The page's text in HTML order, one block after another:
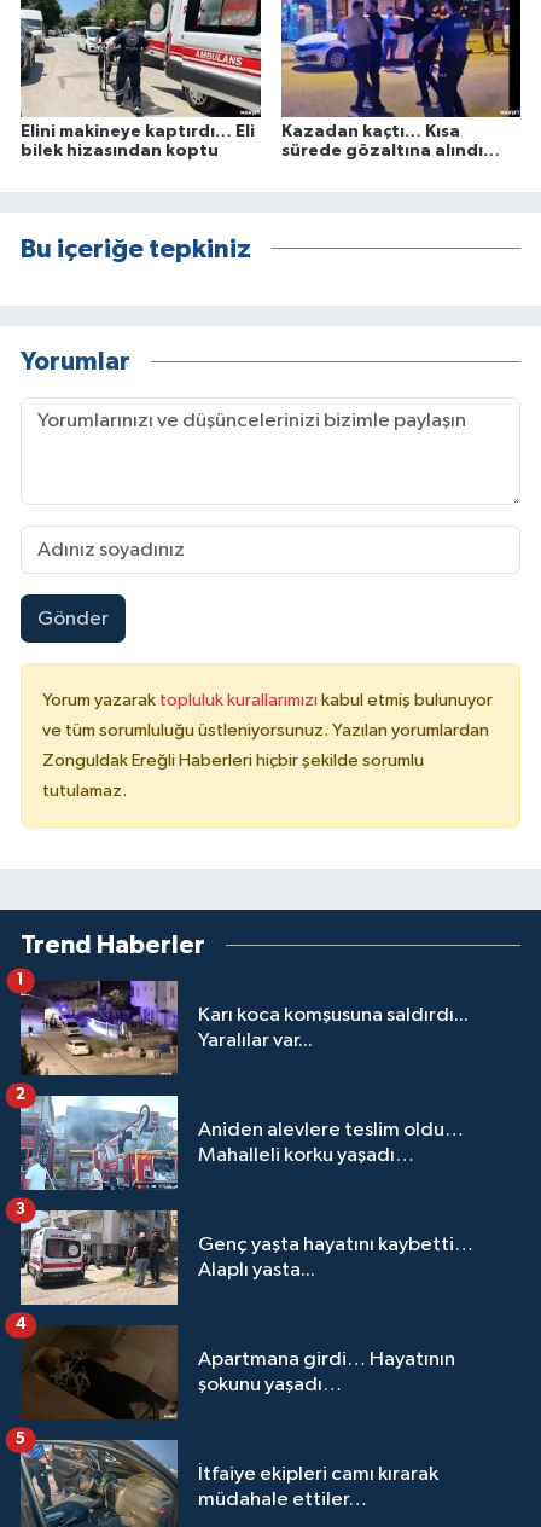
Elini makineye kaptırdı… Eli
bilek hizasından koptu
Kazadan kaçtı… Kısa
sürede gözaltına alındı…
Bu içeriğe tepkiniz
Yorumlar
Gönder
Yorum yazarak topluluk kurallarımızı kabul etmiş bulunuyor
ve tüm sorumluluğu üstleniyorsunuz. Yazılan yorumlardan
Zonguldak Ereğli Haberleri hiçbir şekilde sorumlu
tutulamaz.
Trend Haberler
Karı koca komşusuna saldırdı...
Yaralılar var...
1
Aniden alevlere teslim oldu…
Mahalleli korku yaşadı…
2
Genç yaşta hayatını kaybetti…
Alaplı yasta...
3
Apartmana girdi… Hayatının
şokunu yaşadı…
4
İtfaiye ekipleri camı kırarak
müdahale ettiler…
5